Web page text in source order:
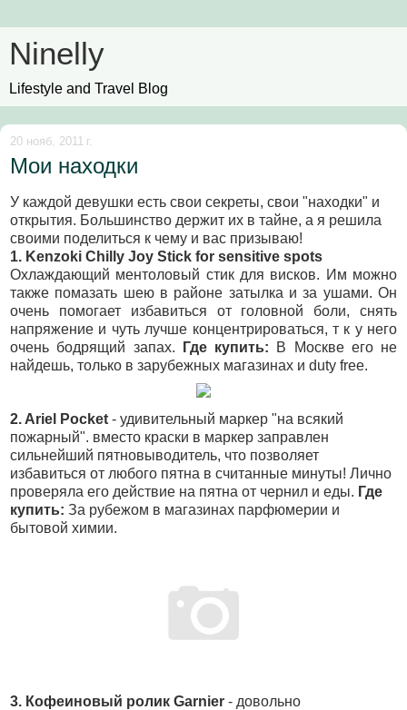
Ninelly
Lifestyle and Travel Blog
20 нояб. 2011 г.
Мои находки
У каждой девушки есть свои секреты, свои "находки" и
открытия. Большинство держит их в тайне, а я решила
своими поделиться к чему и вас призываю!
1. Kenzoki Chilly Joy Stick for sensitive spots
Охлаждающий ментоловый стик для висков. Им можно
также помазать шею в районе затылка и за ушами. Он
очень помогает избавиться от головной боли, снять
напряжение и чуть лучше концентрироваться, т к у него
очень бодрящий запах.
Где купить:
В Москве его не
найдешь, только в зарубежных магазинах и duty free.
2. Ariel Pocket - удивительный маркер "на всякий
пожарный". вместо краски в маркер заправлен
сильнейший пятновыводитель, что позволяет
избавиться от любого пятна в считанные минуты! Лично
проверяла его действие на пятна от чернил и еды. Где
купить: За рубежом в магазинах парфюмерии и
бытовой химии.
3. Кофеиновый ролик Garnier - довольно